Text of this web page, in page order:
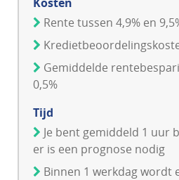
Rente tussen 4,9% en
Gemiddelde
0,5%
Tijd
Je bent gemiddeld 1 uur
er is een prognose nodig
Binnen 1 werkdag wordt